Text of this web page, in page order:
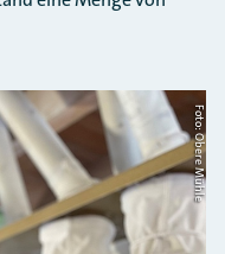
Foto: Obere Mühle